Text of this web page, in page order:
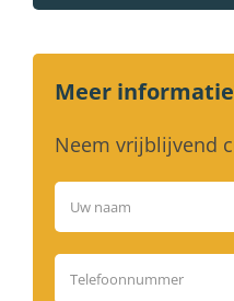
Meer
Neem vrijblijvend